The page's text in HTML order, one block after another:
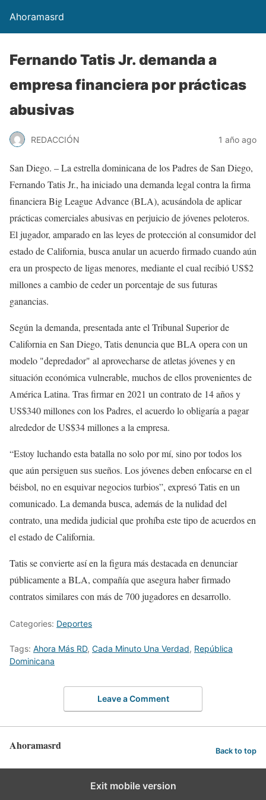
Ahoramasrd
Fernando Tatis Jr. demanda a
empresa financiera por prácticas
abusivas
REDACCIÓN 1 año ago
San Diego. – La estrella dominicana de los Padres de San Diego,
Fernando Tatis Jr., ha iniciado una demanda legal contra la firma
financiera Big League Advance (BLA), acusándola de aplicar
prácticas comerciales abusivas en perjuicio de jóvenes peloteros.
El jugador, amparado en las leyes de protección al consumidor del
estado de California, busca anular un acuerdo firmado cuando aún
era un prospecto de ligas menores, mediante el cual recibió US$2
millones a cambio de ceder un porcentaje de sus futuras
ganancias.
Según la demanda, presentada ante el Tribunal Superior de
California en San Diego, Tatis denuncia que BLA opera con un
modelo "depredador" al aprovecharse de atletas jóvenes y en
situación económica vulnerable, muchos de ellos provenientes de
América Latina. Tras firmar en 2021 un contrato de 14 años y
US$340 millones con los Padres, el acuerdo lo obligaría a pagar
alrededor de US$34 millones a la empresa.
“Estoy luchando esta batalla no solo por mí, sino por todos los
que aún persiguen sus sueños. Los jóvenes deben enfocarse en el
béisbol, no en esquivar negocios turbios”, expresó Tatis en un
comunicado. La demanda busca, además de la nulidad del
contrato, una medida judicial que prohíba este tipo de acuerdos en
el estado de California.
Tatis se convierte así en la figura más destacada en denunciar
públicamente a BLA, compañía que asegura haber firmado
contratos similares con más de 700 jugadores en desarrollo.
Categories: Deportes
Tags: Ahora Más RD, Cada Minuto Una Verdad, República
Dominicana
Leave a Comment
Ahoramasrd Back to top
Exit mobile version